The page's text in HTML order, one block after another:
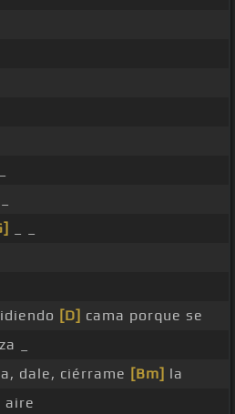
[D] cama porque se
_
dale, ciérrame [Bm] la
aire